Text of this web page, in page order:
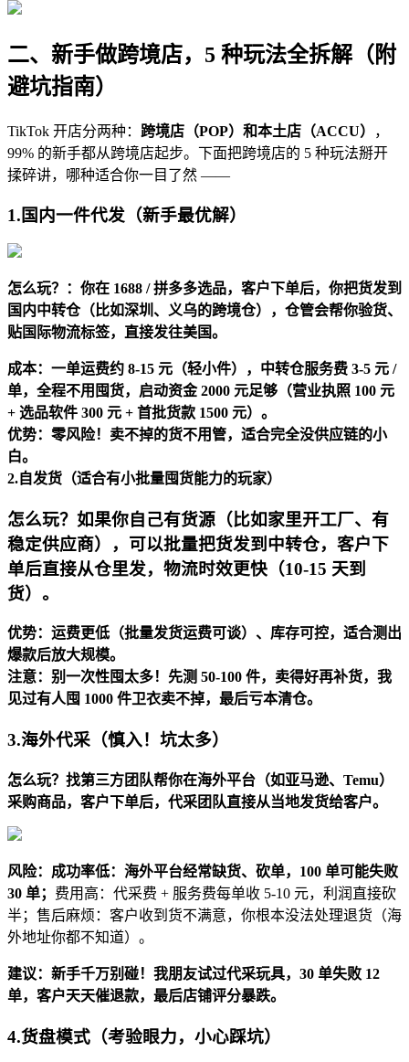
二、新手做跨境店，5 种玩法全拆解（附
避坑指南）
TikTok 开店分两种： 跨境店（POP）和本土店（ACCU）
，
99% 的新手都从跨境店起步。下面把跨境店的 5 种玩法掰开
揉碎讲，哪种适合你一目了然 ——
1.国内一件代发（新手最优解）
怎么玩？：你在 1688 / 拼多多选品，客户下单后，你把货发到
国内中转仓（比如深圳、义乌的跨境仓），仓管会帮你验货、
贴国际物流标签，直接发往美国。
成本：一单运费约 8-15 元（轻小件），中转仓服务费 3-5 元 /
单，全程不用囤货，启动资金 2000 元足够（营业执照 100 元
+ 选品软件 300 元 + 首批货款 1500 元）。
优势：零风险！卖不掉的货不用管，适合完全没供应链的小
白。
2.自发货（适合有小批量囤货能力的玩家）
怎么玩？如果你自己有货源（比如家里开工厂、有
稳定供应商），可以批量把货发到中转仓，客户下
单后直接从仓里发，物流时效更快（10-15 天到
货）。
优势：运费更低（批量发货运费可谈）、库存可控，适合测出
爆款后放大规模。
注意：别一次性囤太多！先测 50-100 件，卖得好再补货，我
见过有人囤 1000 件卫衣卖不掉，最后亏本清仓。
3.海外代采（慎入！坑太多）
怎么玩？找第三方团队帮你在海外平台（如亚马逊、Temu）
采购商品，客户下单后，代采团队直接从当地发货给客户。
风险：成功率低：海外平台经常缺货、砍单，100 单可能失败
30 单； 费用高：代采费 + 服务费每单收 5-10 元，利润直接砍
半；售后麻烦：客户收到货不满意，你根本没法处理退货（海
外地址你都不知道）。
建议：新手千万别碰！我朋友试过代采玩具，30 单失败 12
单，客户天天催退款，最后店铺评分暴跌。
4.货盘模式（考验眼力，小心踩坑）